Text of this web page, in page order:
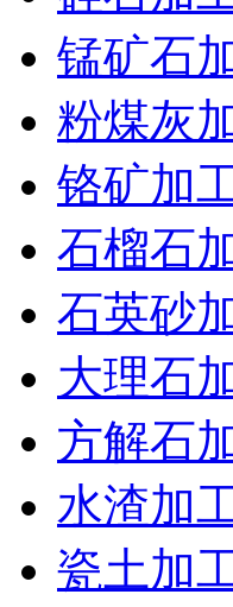
锰矿石
粉煤灰
铬矿加
石榴石
石英砂
大理石
方解石
水渣加
瓷土加